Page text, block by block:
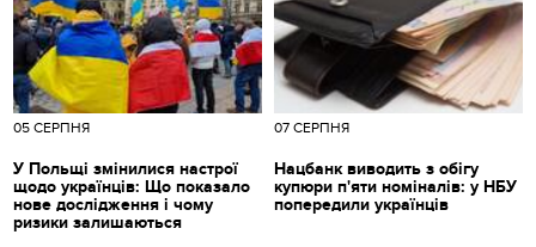
05 СЕРПНЯ
У Польщі змінилися настрої
щодо українців: Що показало
нове дослідження і чому
ризики залишаються
07 СЕРПНЯ
Нацбанк виводить з обігу
купюри п'яти номіналів: у НБУ
попередили українців